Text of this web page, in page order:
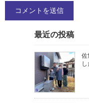
最近の投稿
佐
し